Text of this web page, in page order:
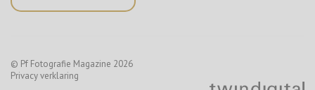
© Pf Fotografie Magazine 2026
Privacy verklaring